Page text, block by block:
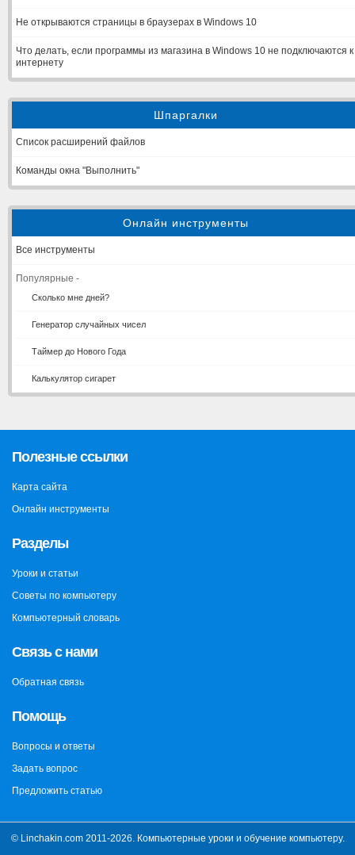
Не открываются страницы в браузерах в Windows 10
Что делать, если программы из магазина в Windows 10 не подключаются к
интернету
Шпаргалки
Список расширений файлов
Команды окна "Выполнить"
Онлайн инструменты
Все инструменты
Популярные -
Сколько мне дней?
Генератор случайных чисел
Таймер до Нового Года
Калькулятор сигарет
Полезные ссылки
Карта сайта
Онлайн инструменты
Разделы
Уроки и статьи
Советы по компьютеру
Компьютерный словарь
Связь с нами
Обратная связь
Помощь
Вопросы и ответы
Задать вопрос
Предложить статью
© Linchakin.com 2011-2026. Компьютерные уроки и обучение компьютеру.